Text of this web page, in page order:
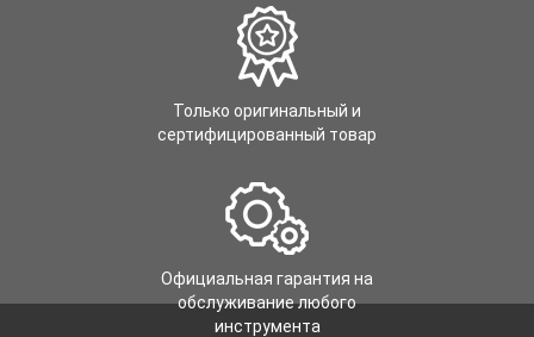
Только оригинальный и
сертифицированный товар
Официальная гарантия на
обслуживание любого
инструмента